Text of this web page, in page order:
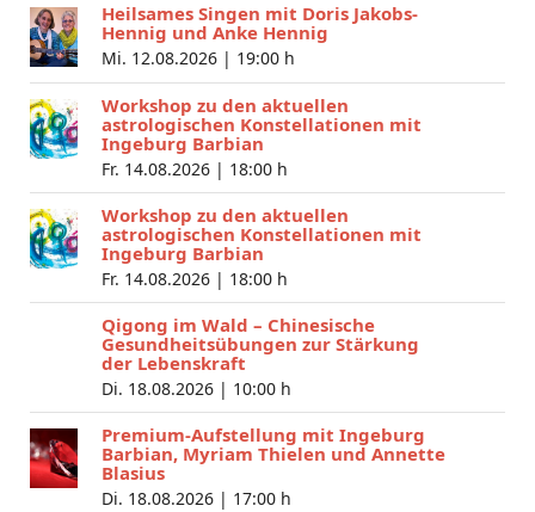
Heilsames Singen mit Doris Jakobs-
Hennig und Anke Hennig
Mi. 12.08.2026 | 19:00 h
Workshop zu den aktuellen
astrologischen Konstellationen mit
Ingeburg Barbian
Fr. 14.08.2026 | 18:00 h
Workshop zu den aktuellen
astrologischen Konstellationen mit
Ingeburg Barbian
Fr. 14.08.2026 | 18:00 h
Qigong im Wald – Chinesische
Gesundheitsübungen zur Stärkung
der Lebenskraft
Di. 18.08.2026 | 10:00 h
Premium-Aufstellung mit Ingeburg
Barbian, Myriam Thielen und Annette
Blasius
Di. 18.08.2026 | 17:00 h